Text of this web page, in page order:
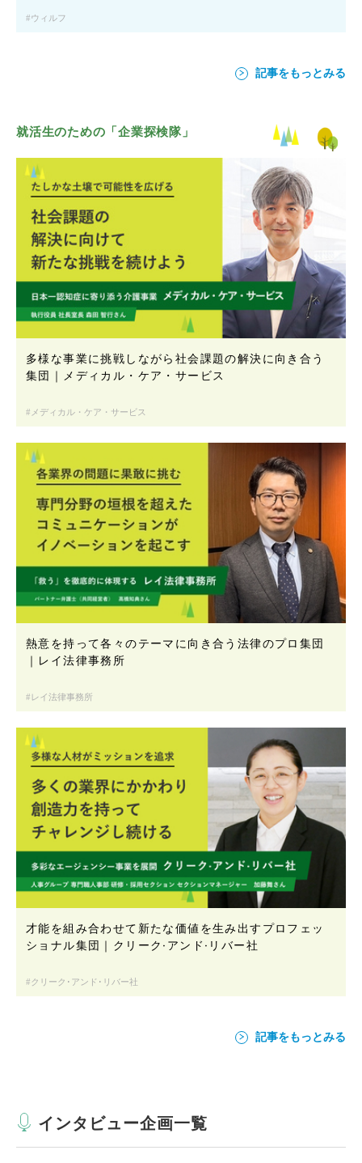
ウィルフ
記事をもっとみる
就活生のための「企業探検隊」
多様な事業に挑戦しながら社会課題の解決に向き合う
集団｜メディカル・ケア・サービス
メディカル・ケア・サービス
熱意を持って各々のテーマに向き合う法律のプロ集団
｜レイ法律事務所
レイ法律事務所
才能を組み合わせて新たな価値を生み出すプロフェッ
ショナル集団｜クリーク·アンド·リバー社
クリーク･アンド･リバー社
記事をもっとみる
インタビュー企画一覧